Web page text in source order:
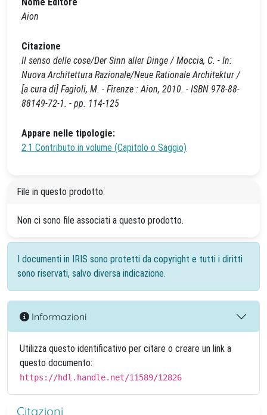
Aion
Citazione
Il senso delle cose/Der Sinn aller Dinge / Moccia, C. - In:
Nuova Architettura Razionale/Neue Rationale Architektur /
[a cura di] Fagioli, M. - Firenze : Aion, 2010. - ISBN 978-88-
88149-72-1. - pp. 114-125
Appare nelle tipologie:
2.1 Contributo in volume (Capitolo o Saggio)
File in questo prodotto:
Non ci sono file associati a questo prodotto.
I documenti in IRIS sono protetti da copyright e tutti i diritti
sono riservati, salvo diversa indicazione.
Informazioni
Utilizza questo identificativo per citare o creare un link a
questo documento:
https://hdl.handle.net/11589/12826
Citazioni